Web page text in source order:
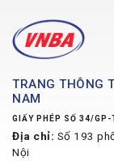
TRANG THÔNG
NAM
GIẤY PHÉP SỐ 34/
Địa chỉ: Số 193
Nội